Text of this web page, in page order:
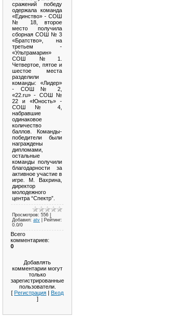
сражений победу
одержала команда
«Единство» - СОШ
№ 18, второе
место получила
сборная СОШ № 3
«Братство», на
третьем -
«Ультрамарин»
СОШ №1.
Четвертое, пятое и
шестое места
разделили
команды: «Лидер»
- СОШ № 2,
«22.ru» - СОШ №
22 и «Юность» -
СОШ № 4,
набравшие
одинаковое
количество
баллов. Команды-
победители были
награждены
дипломами,
остальные
команды получили
благодарности за
активное участие в
игре. М. Вахрина,
директор
молодежного
центра “Спектр”.
Просмотров: 556 |
Добавил: atv Рейтинг:
0.0/0
Всего
комментариев:
0
Добавлять
комментарии могут
только
зарегистрированные
пользователи.
[ Регистрация | Вход
]